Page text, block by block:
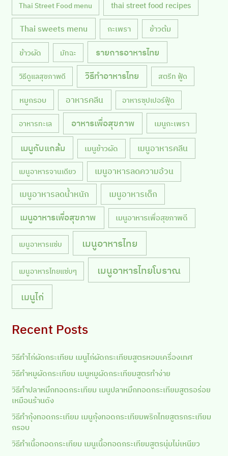
Thai Street Food menu thai street food recipes
Thai sweets menu กะเพรา ข้าวต้ม
ข้าวผัด มัทฉะ รายการอาหารไทย
วิธีดูแลสุขภาพดี วิธีทำอาหารไทย สตรีท ฟู้ด
หมูกรอบ อาหารคลีน อาหารซุปเปอร์ฟู้ด
อาหารทะเล อาหารเพื่อสุขภาพ เมนูกะเพรา
เมนูกับแกล้ม เมนูข้าวผัด เมนูอาหารคลีน
เมนูอาหารจานเดียว เมนูอาหารลดความอ้วน
เมนูอาหารลดน้ำหนัก เมนูอาหารเด็ก
เมนูอาหารเพื่อสุขภาพ เมนูอาหารเพื่อสุขภาพดี
เมนูอาหารแซ่บ เมนูอาหารไทย
เมนูอาหารไทยแซ่บๆ เมนูอาหารไทยโบราณ
เมนูไก่
Recent Posts
วิธีทำไก่ผัดกระเทียม เมนูไก่ผัดกระเทียมสูตรหอมเครื่องเทศ
วิธีทำหมูผัดกระเทียม เมนูหมูผัดกระเทียมสูตรทำง่าย
วิธีทำปลาหมึกทอดกระเทียม เมนูปลาหมึกทอดกระเทียมสูตรอร่อย
เหมือนร้านดัง
วิธีทำกุ้งทอดกระเทียม เมนูกุ้งทอดกระเทียมพริกไทยสูตรกระเทียม
กรอบ
วิธีทำเนื้อทอดกระเทียม เมนูเนื้อทอดกระเทียมสูตรนุ่มไม่เหนียว